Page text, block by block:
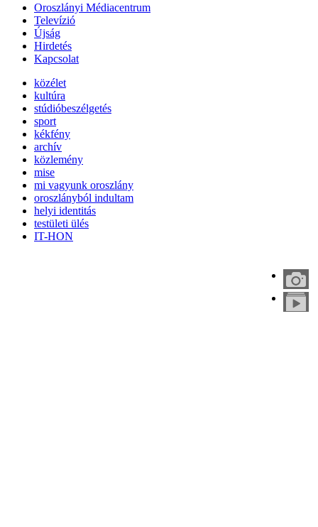
Oroszlányi Médiacentrum
Televízió
Újság
Hirdetés
Kapcsolat
közélet
kultúra
stúdióbeszélgetés
sport
kékfény
archív
közlemény
mise
mi vagyunk oroszlány
oroszlányból indultam
helyi identitás
testületi ülés
IT-HON